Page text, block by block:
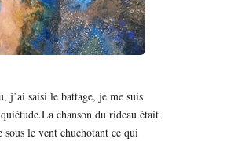
j’ai saisi le battage, je me suis
chanson du rideau était
sous le vent chuchotant ce qui